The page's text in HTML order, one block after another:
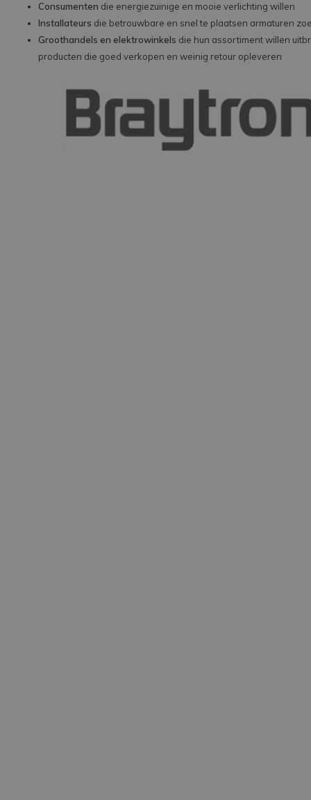
Consumenten die energiezuinige en mooie verlichting willen
Installateurs die betrouwbare en snel te plaatsen armaturen
Groothandels en elektrowinkels die hun assortiment willen
producten die goed verkopen en weinig retour opleveren